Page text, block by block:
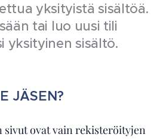
yksityistä sisältöä.
tai luo uusi tili
yksityinen sisältö.
JÄSEN?
sivut ovat vain rekisteröityjen